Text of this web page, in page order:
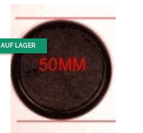
AUF LAGER